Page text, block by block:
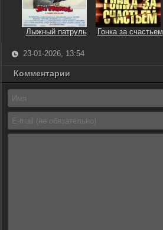
Лыжный патруль Гонка за счастьем
23-01-2026, 13:54
Комментарии